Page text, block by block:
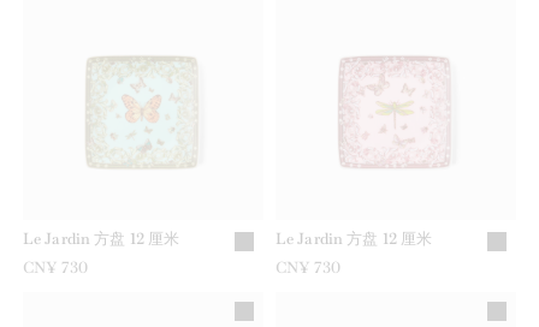
Le Jardin 方盘 12 厘米
CN¥ 730
Le Jardin 方盘 12 厘米
CN¥ 730